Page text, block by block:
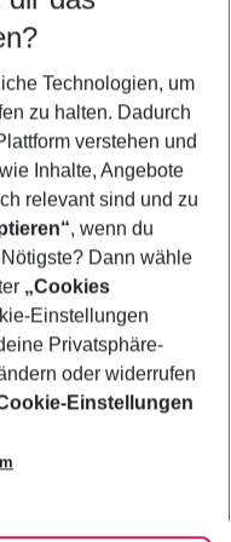
Technologien, um
zu halten. Dadurch
verstehen und
Inhalte, Angebote
relevant sind und zu
, wenn du
Dann wähle
„Cookies
Einstellungen
Privatsphäre-
oder widerrufen
Einstellungen